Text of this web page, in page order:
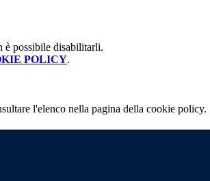
è possibile disabilitarli.
POLICY.
l'elenco nella pagina della cookie policy.